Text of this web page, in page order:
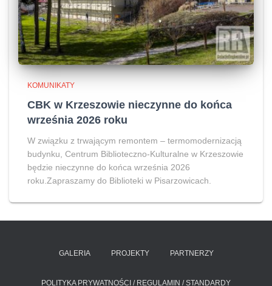
KOMUNIKATY
CBK w Krzeszowie nieczynne do końca
września 2026 roku
W związku z trwającym remontem – termomodernizacją
budynku, Centrum Biblioteczno-Kulturalne w Krzeszowie
będzie nieczynne do końca września 2026
roku.Zapraszamy do Biblioteki w Pisarzowicach.
GALERIA PROJEKTY PARTNERZY
POLITYKA PRYWATNOŚCI / REGULAMIN / STANDARDY